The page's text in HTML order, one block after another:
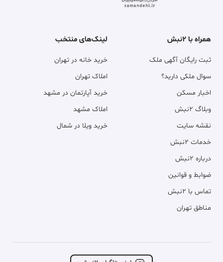
همراه با ۲نبش
ثبت رایگان آگهی ملک
سوال ملکی دارید؟
اخبار مسکن
وبلاگ ۲نبش
نقشه سایت
خدمات ۲نبش
درباره ۲نبش
ضوابط و قوانین
تماس با ۲نبش
مناطق تهران
لینک‌های منتخب
خرید خانه در تهران
املاک تهران
خرید آپارتمان در مشهد
املاک مشهد
خرید ویلا در شمال